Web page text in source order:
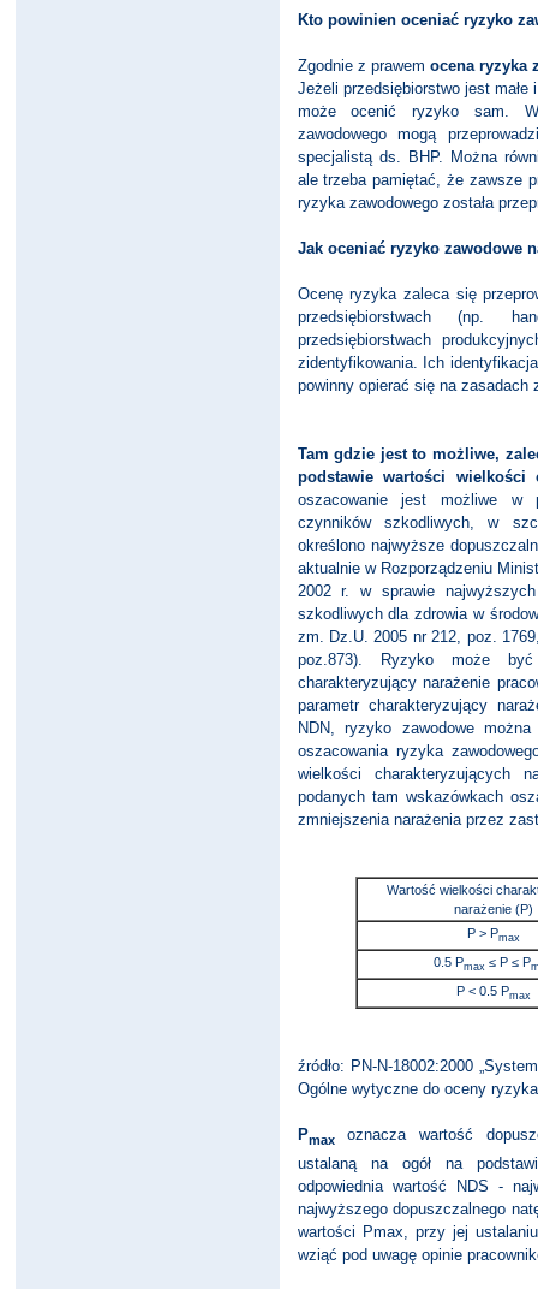
Kto powinien oceniać ryzyko
Zgodnie z prawem ocena ryzyka
Jeżeli przedsiębiorstwo jest
może ocenić ryzyko sam. W
zawodowego mogą
specjalistą ds. BHP. Można
ale trzeba pamiętać, że zawsze
ryzyka zawodowego została
Jak oceniać ryzyko zawodowe
Ocenę ryzyka zaleca się
przedsiębiorstwach (np.
przedsiębiorstwach
zidentyfikowania. Ich
powinny opierać się na zasadach
Tam gdzie jest to możliwe,
podstawie wartości wielkości
oszacowanie jest możliwe w
czynników szkodliwych, w
określono najwyższe
aktualnie w Rozporządzeniu
2002 r. w sprawie
szkodliwych dla zdrowia w
zm. Dz.U. 2005 nr 212, poz.
poz.873). Ryzyko może
charakteryzujący narażenie
parametr charakteryzujący
NDN, ryzyko zawodowe
oszacowania ryzyka
wielkości charakteryzujących
podanych tam wskazówkach
zmniejszenia narażenia przez
Wartość wielkości
narażenie (P)
P > Pmax
0.5 Pmax ≤ P ≤ P
P < 0.5 Pmax
źródło: PN-N-18002:2000
Ogólne wytyczne do oceny
Pmaxoznacza wartość
ustalaną na ogół na
odpowiednia wartość NDS -
najwyższego dopuszczalnego
wartości Pmax, przy jej
wziąć pod uwagę opinie